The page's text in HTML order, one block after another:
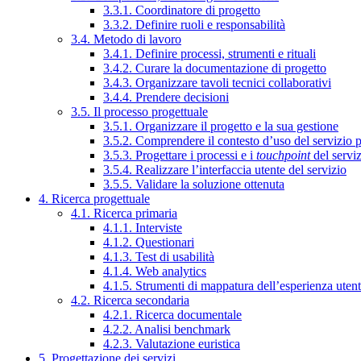
3.3.1. Coordinatore di progetto
3.3.2. Definire ruoli e responsabilità
3.4. Metodo di lavoro
3.4.1. Definire processi, strumenti e rituali
3.4.2. Curare la documentazione di progetto
3.4.3. Organizzare tavoli tecnici collaborativi
3.4.4. Prendere decisioni
3.5. Il processo progettuale
3.5.1. Organizzare il progetto e la sua gestione
3.5.2. Comprendere il contesto d’uso del servizio
3.5.3. Progettare i processi e i touchpointdel
3.5.4. Realizzare l’interfaccia utente del servizio
3.5.5. Validare la soluzione ottenuta
4. Ricerca progettuale
4.1. Ricerca primaria
4.1.1. Interviste
4.1.2. Questionari
4.1.3. Test di usabilità
4.1.4. Web analytics
4.1.5. Strumenti di mappatura dell’esperienza
4.2. Ricerca secondaria
4.2.1. Ricerca documentale
4.2.2. Analisi benchmark
4.2.3. Valutazione euristica
5. Progettazione dei servizi